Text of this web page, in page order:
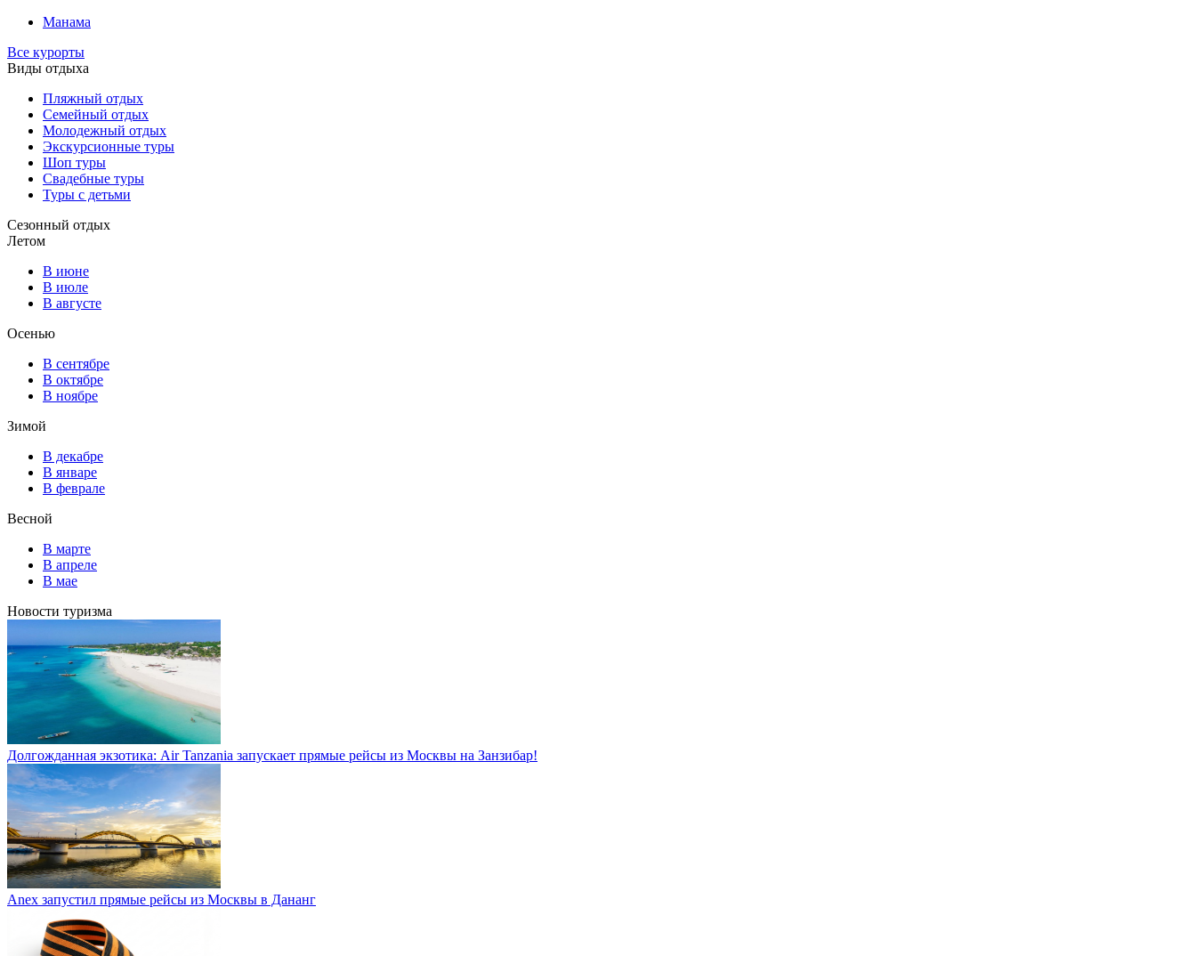
Манама
Все курорты
Виды отдыха
Пляжный отдых
Семейный отдых
Молодежный отдых
Экскурсионные туры
Шоп туры
Свадебные туры
Туры с детьми
Сезонный отдых
Летом
В июне
В июле
В августе
Осенью
В сентябре
В октябре
В ноябре
Зимой
В декабре
В январе
В феврале
Весной
В марте
В апреле
В мае
Новости туризма
Долгожданная экзотика: Air Tanzania запускает прямые рейсы из Москвы на Занзибар!
Anex запустил прямые рейсы из Москвы в Дананг